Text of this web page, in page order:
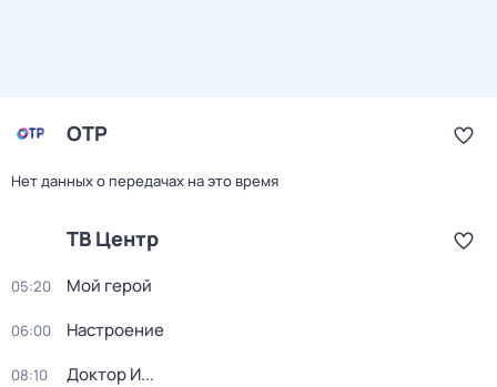
ОТР
Нет данных о передачах на это время
ТВ Центр
05:20 Мой герой
06:00 Настроение
08:10 Доктор И...